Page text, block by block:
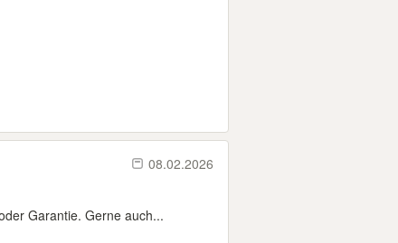
08.02.2026
Garantie. Gerne auch...